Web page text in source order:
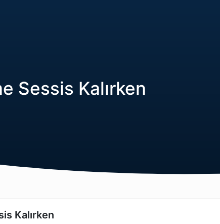
Sessis Kalırken
Kalırken